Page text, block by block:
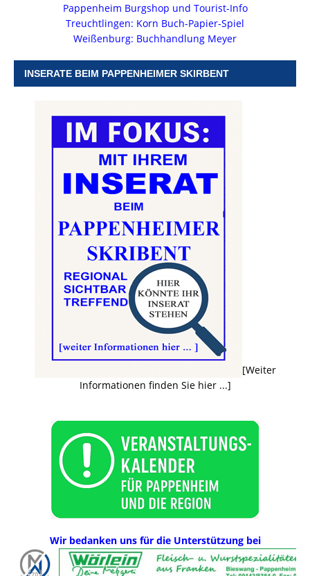
Pappenheim Burgshop und Tourist-Info
Treuchtlingen: Korn Buch-Papier-Spiel
Weißenburg: Buchhandlung Meyer
INSERATE BEIM PAPPENHEIMER SKIRBENT
[Weiter
Informationen finden Sie hier ...]
Wir bedanken uns für die Unterstützung bei